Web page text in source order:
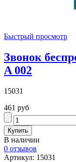
Быстрый просмотр
Звонок
A 002
15031
461 руб
В наличии
0 отзывов
Артикул: 15031